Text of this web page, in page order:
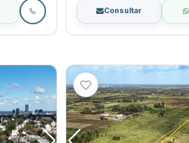
Consultar